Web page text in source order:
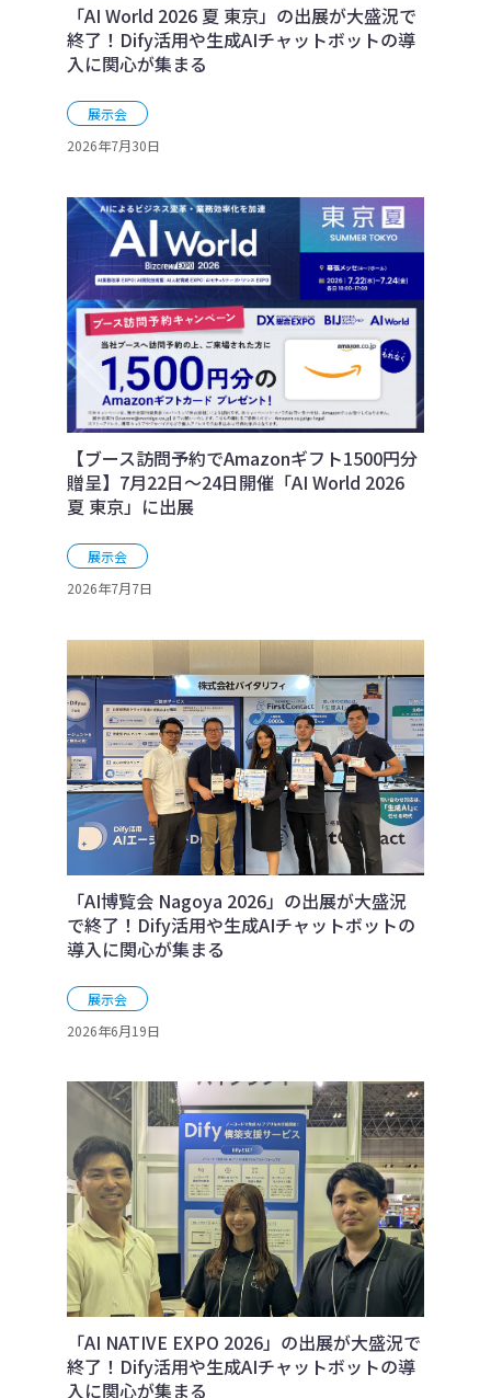
「AI World 2026 夏 東京」の出展が大盛況で
終了！Dify活用や生成AIチャットボットの導
入に関心が集まる
展示会
2026年7月30日
【ブース訪問予約でAmazonギフト1500円分
贈呈】7月22日～24日開催「AI World 2026
夏 東京」に出展
展示会
2026年7月7日
「AI博覧会 Nagoya 2026」の出展が大盛況
で終了！Dify活用や生成AIチャットボットの
導入に関心が集まる
展示会
2026年6月19日
「AI NATIVE EXPO 2026」の出展が大盛況で
終了！Dify活用や生成AIチャットボットの導
入に関心が集まる